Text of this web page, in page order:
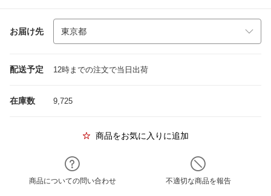
お届け先
配送予定 12時までの注文で当日出荷
在庫数 9,725
商品をお気に入りに追加
商品についての問い合わせ 不適切な商品を報告